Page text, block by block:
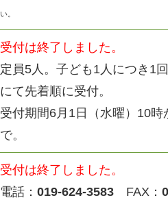
い。
受付は終了しました。
定員5人。子ども1人につき1
にて先着順に受付。
受付期間6月1日（水曜）10時
で。
受付は終了しました。
電話： 019-624-3583 FAX：